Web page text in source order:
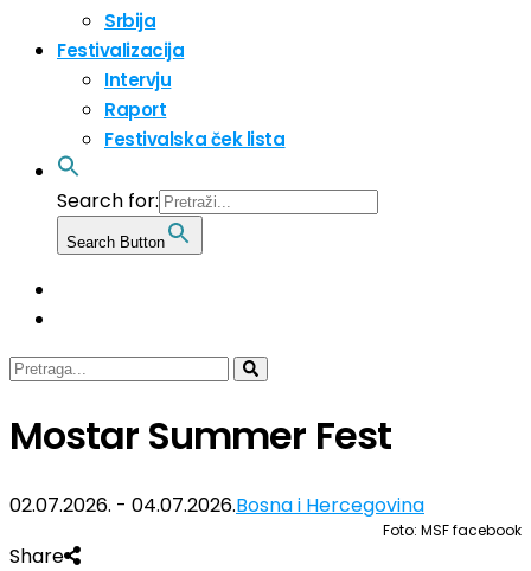
Srbija
Festivalizacija
Intervju
Raport
Festivalska ček lista
Search for:
Search Button
Mostar Summer Fest
02.07.2026. - 04.07.2026.Bosna i Hercegovina
Foto: MSF facebook
Share